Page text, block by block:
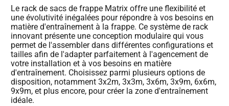
Le rack de sacs de frappe Matrix offre une flexibilité et
une évolutivité inégalées pour répondre à vos besoins en
matière d'entraînement à la frappe. Ce système de rack
innovant présente une conception modulaire qui vous
permet de l'assembler dans différentes configurations et
tailles afin de l'adapter parfaitement à l'agencement de
votre installation et à vos besoins en matière
d'entraînement. Choisissez parmi plusieurs options de
disposition, notamment 3x2m, 3x3m, 3x6m, 3x9m, 6x6m,
9x9m, et plus encore, pour créer la zone d'entraînement
idéale.